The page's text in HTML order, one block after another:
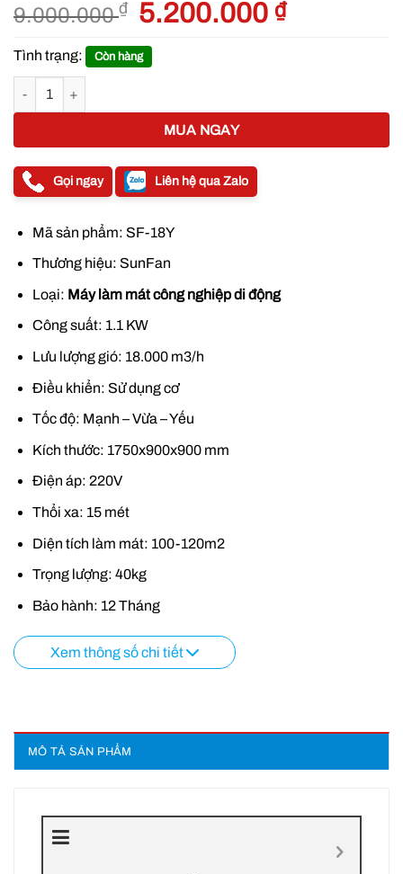
9.000.000₫
Giá
gốc
là:
9.000.000 ₫.
5.200.000 ₫Giá
Tình trạng: Còn hàng
MUA NGAY
Gọi ngay Liên hệ qua Zalo
Mã sản phẩm: SF-18Y
Thương hiệu: SunFan
Loại: Máy làm mát công nghiệp di động
Công suất: 1.1 KW
Lưu lượng gió: 18.000 m3/h
Điều khiển: Sử dụng cơ
Tốc độ: Mạnh – Vừa – Yếu
Kích thước: 1750x900x900 mm
Điện áp: 220V
Thổi xa: 15 mét
Diện tích làm mát: 100-120m2
Trọng lượng: 40kg
Bảo hành: 12 Tháng
Xem thông số chi tiết
MÔ TẢ SẢN PHẨM